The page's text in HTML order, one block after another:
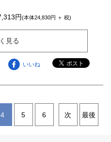
円(本体24,830円 ＋ 税)
見る
いいね
4 5 6 次 最後